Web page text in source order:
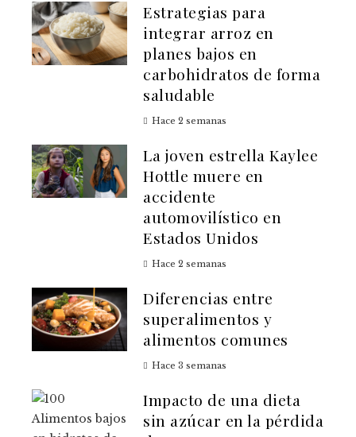
Estrategias para
integrar arroz en
planes bajos en
carbohidratos de forma
saludable
Hace 2 semanas
La joven estrella Kaylee
Hottle muere en
accidente
automovilístico en
Estados Unidos
Hace 2 semanas
Diferencias entre
superalimentos y
alimentos comunes
Hace 3 semanas
Impacto de una dieta
sin azúcar en la pérdida